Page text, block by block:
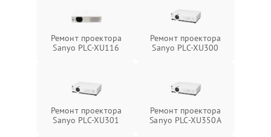
Ремонт проектора
Sanyo PLC-XU116
Ремонт проектора
Sanyo PLC-XU300
Ремонт проектора
Sanyo PLC-XU301
Ремонт проектора
Sanyo PLC-XU350A